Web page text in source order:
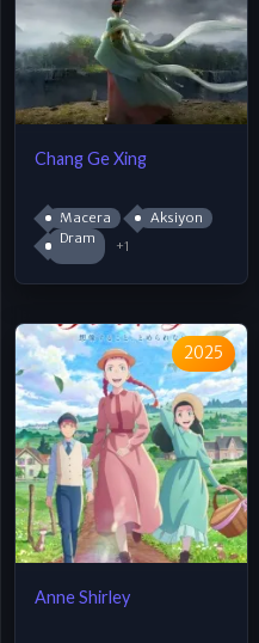
Chang Ge Xing
Macera
Aksiyon
Dram
+1
2025
Anne Shirley